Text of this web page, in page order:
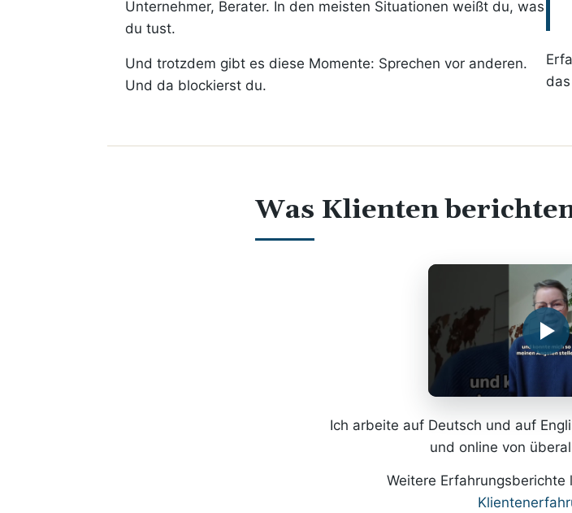
Unternehmer, Berater. In den meisten Situationen weißt du, was
du tust.
Und trotzdem gibt es diese Momente: Sprechen vor anderen.
Und da blockierst du.
Was Klienten
Ich arbeite auf Deutsch und auf
und online von
Weitere